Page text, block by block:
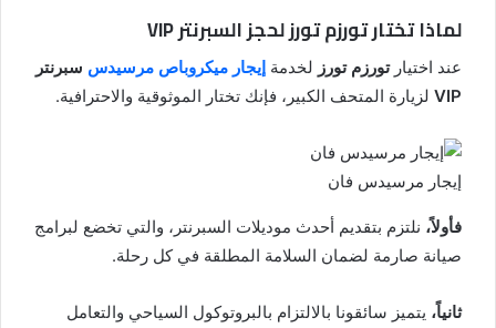
لماذا تختار تورزم تورز لحجز السبرنتر VIP
عند اختيارتورزم تورز لخدمة إيجار ميكروباص مرسيدس سبرنتر
VIP لزيارة المتحف الكبير، فإنك تختار الموثوقية والاحترافية.
إيجار مرسيدس فان
فأولاً، نلتزم بتقديم أحدث موديلات السبرنتر، والتي تخضع لبرامج
صيانة صارمة لضمان السلامة المطلقة في كل رحلة.
ثانياً، يتميز سائقونا بالالتزام بالبروتوكول السياحي والتعامل